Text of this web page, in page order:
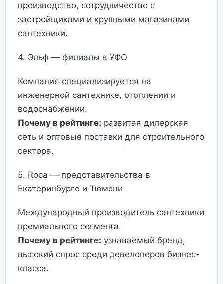
производство, сотрудничество с
застройщиками и крупными магазинами
сантехники.
4. Эльф — филиалы в УФО
Компания специализируется на
инженерной сантехнике, отоплении и
водоснабжении.
Почему в рейтинге: развитая дилерская
сеть и оптовые поставки для строительного
сектора.
5. Roca — представительства в
Екатеринбурге и Тюмени
Международный производитель сантехники
премиального сегмента.
Почему в рейтинге: узнаваемый бренд,
высокий спрос среди девелоперов бизнес-
класса.